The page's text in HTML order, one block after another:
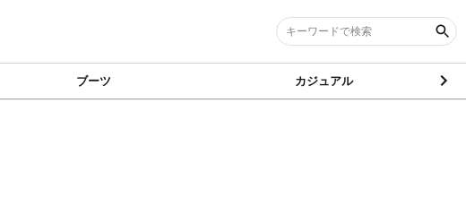
ブーツ カジュアル